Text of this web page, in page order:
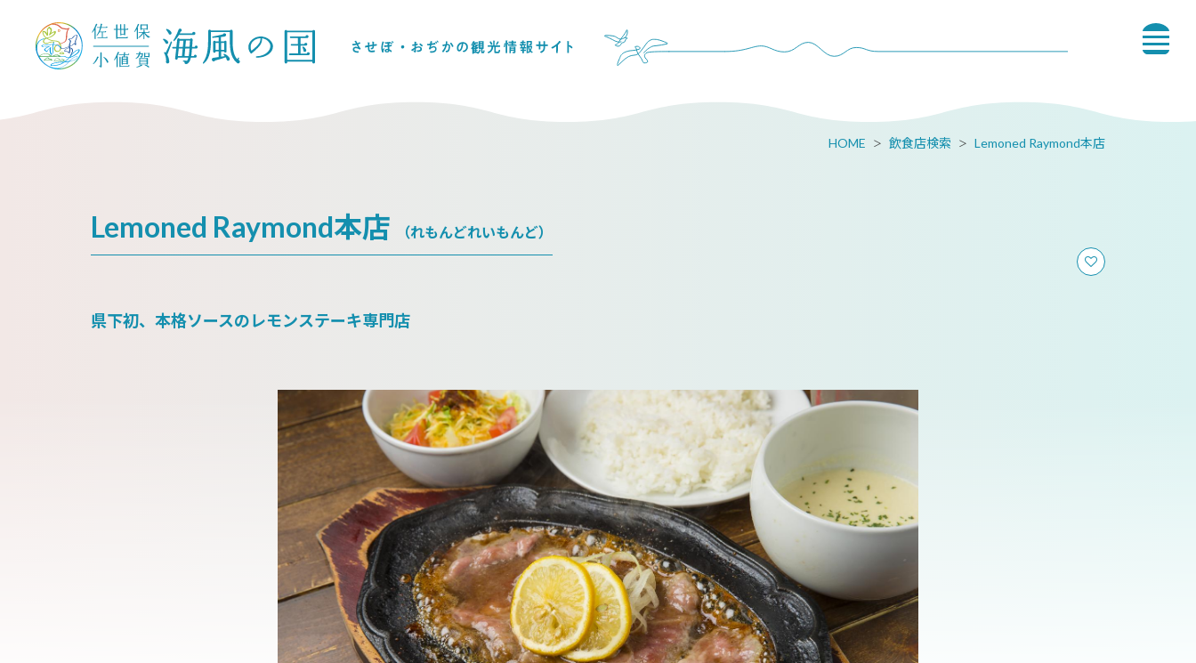
HOME 飲食店検索 Lemoned Raymond本店
Lemoned Raymond本店 （れもんどれいもんど）
県下初、本格ソースのレモンステーキ専門店